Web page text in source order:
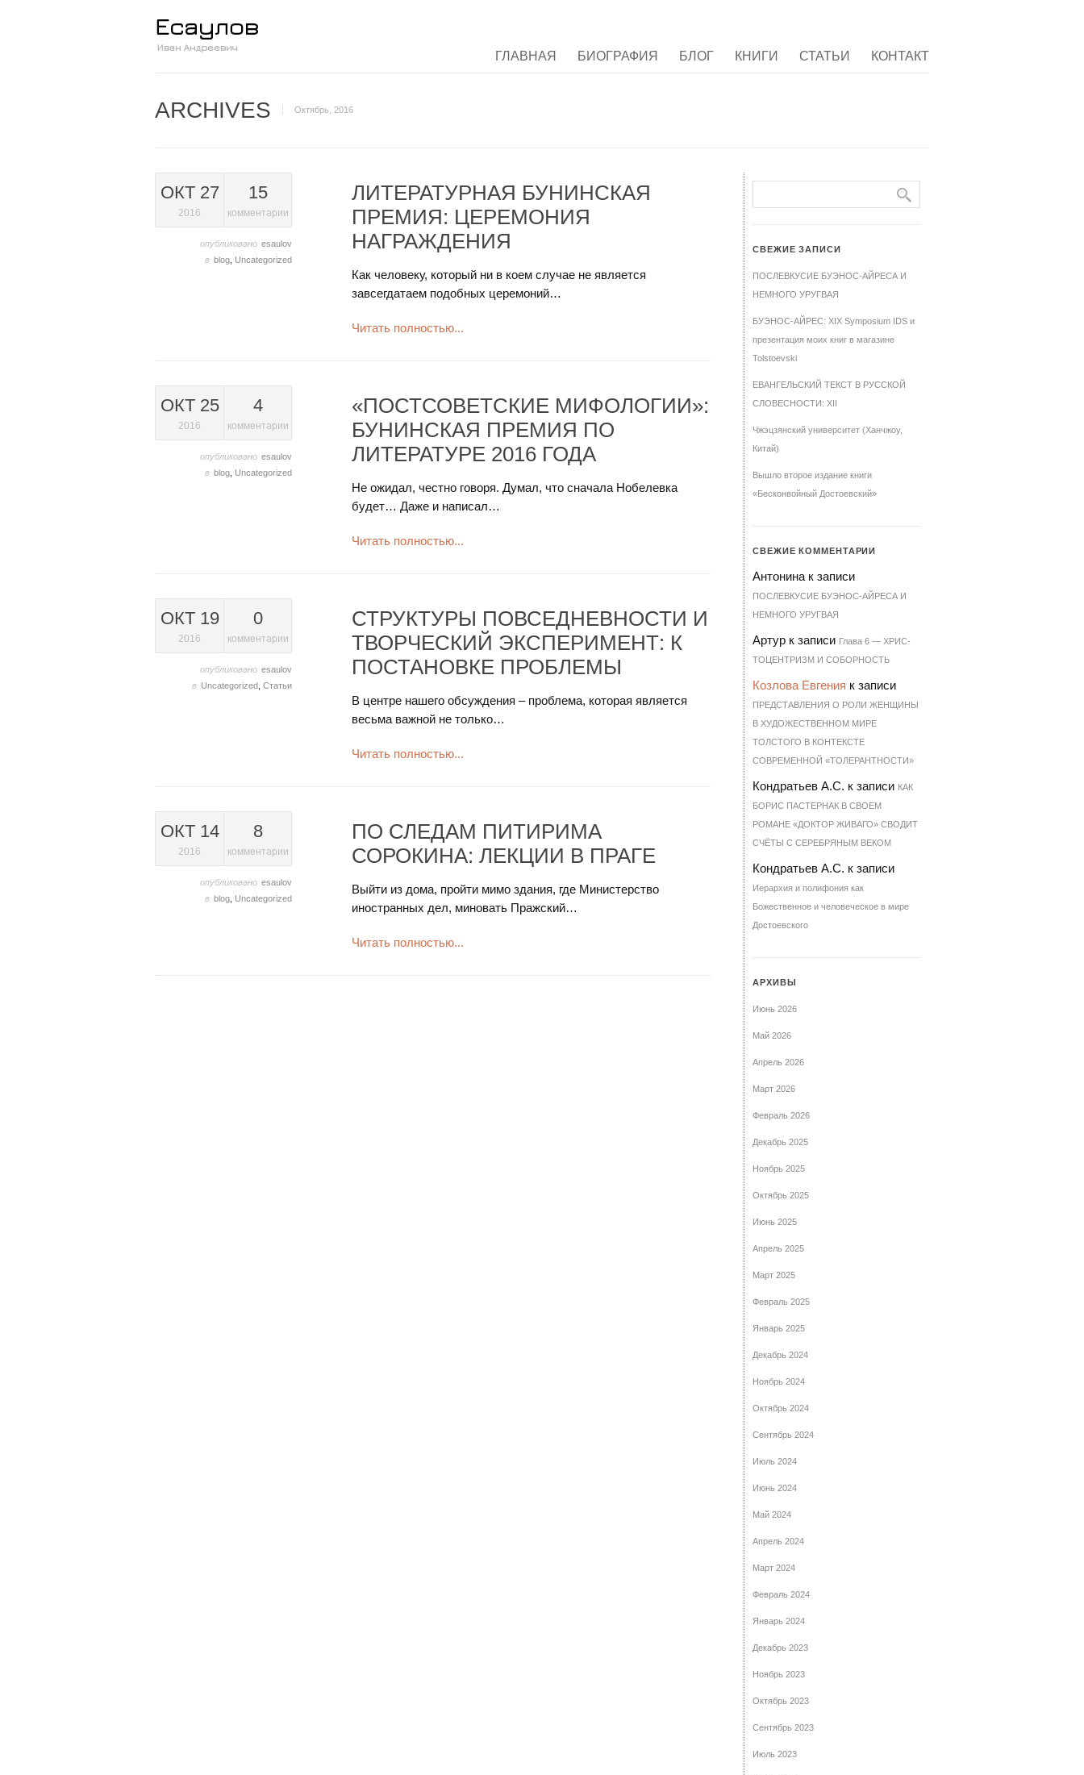
ГЛАВНАЯ БИОГРАФИЯ БЛОГ КНИГИ СТАТЬИ КОНТАКТ
ARCHIVES Октябрь, 2016
ОКТ 27
2016
15
комментарии
опубликовано esaulov
в blog Uncategorized
ЛИТЕРАТУРНАЯ БУНИНСКАЯ
ПРЕМИЯ: ЦЕРЕМОНИЯ
НАГРАЖДЕНИЯ
Как человеку, который ни в коем случае не является
завсегдатаем подобных церемоний…
Читать полностью...
ОКТ 25
2016
4
комментарии
опубликовано esaulov
в blog Uncategorized
«ПОСТСОВЕТСКИЕ МИФОЛОГИИ»:
БУНИНСКАЯ ПРЕМИЯ ПО
ЛИТЕРАТУРЕ 2016 ГОДА
Не ожидал, честно говоря. Думал, что сначала Нобелевка
будет… Даже и написал…
Читать полностью...
ОКТ 19
2016
0
комментарии
опубликовано esaulov
в Uncategorized Статьи
СТРУКТУРЫ ПОВСЕДНЕВНОСТИ И
ТВОРЧЕСКИЙ ЭКСПЕРИМЕНТ: К
ПОСТАНОВКЕ ПРОБЛЕМЫ
В центре нашего обсуждения – проблема, которая является
весьма важной не только…
Читать полностью...
ОКТ 14
2016
8
комментарии
опубликовано esaulov
в blog Uncategorized
ПО СЛЕДАМ ПИТИРИМА
СОРОКИНА: ЛЕКЦИИ В ПРАГЕ
Выйти из дома, пройти мимо здания, где Министерство
иностранных дел, миновать Пражский…
Читать полностью...
СВЕЖИЕ ЗАПИСИ
ПОСЛЕВКУСИЕ БУЭНОС-АЙРЕСА И
НЕМНОГО УРУГВАЯ
БУЭНОС-АЙРЕС: XIX Symposium IDS и
презентация моих книг в магазине
Tolstoevski
ЕВАНГЕЛЬСКИЙ ТЕКСТ В РУССКОЙ
СЛОВЕСНОСТИ: XII
Чжэцзянский университет (Ханчжоу,
Китай)
Вышло второе издание книги
«Бесконвойный Достоевский»
СВЕЖИЕ КОММЕНТАРИИ
Антонина к записи
ПОСЛЕВКУСИЕ БУЭНОС-АЙРЕСА И
НЕМНОГО УРУГВАЯ
Артур к записи Гла­ва 6 — ХРИ­С­
ТО­ЦЕН­Т­РИЗМ И СО­БОР­НОСТЬ
Козлова Евгения к записи
ПРЕДСТАВЛЕНИЯ О РОЛИ ЖЕНЩИНЫ
В ХУДОЖЕСТВЕННОМ МИРЕ
ТОЛСТОГО В КОНТЕКСТЕ
СОВРЕМЕННОЙ «ТОЛЕРАНТНОСТИ»
Кондратьев А.С. к записи КАК
БОРИС ПАСТЕРНАК В СВОЕМ
РОМАНЕ «ДОКТОР ЖИВАГО» СВОДИТ
СЧЁТЫ С СЕРЕБРЯНЫМ ВЕКОМ
Кондратьев А.С. к записи
Иерархия и полифония как
Божественное и человеческое в мире
Достоевского
АРХИВЫ
Июнь 2026
Май 2026
Апрель 2026
Март 2026
Февраль 2026
Декабрь 2025
Ноябрь 2025
Октябрь 2025
Июнь 2025
Апрель 2025
Март 2025
Февраль 2025
Январь 2025
Декабрь 2024
Ноябрь 2024
Октябрь 2024
Сентябрь 2024
Июль 2024
Июнь 2024
Май 2024
Апрель 2024
Март 2024
Февраль 2024
Январь 2024
Декабрь 2023
Ноябрь 2023
Октябрь 2023
Сентябрь 2023
Июль 2023